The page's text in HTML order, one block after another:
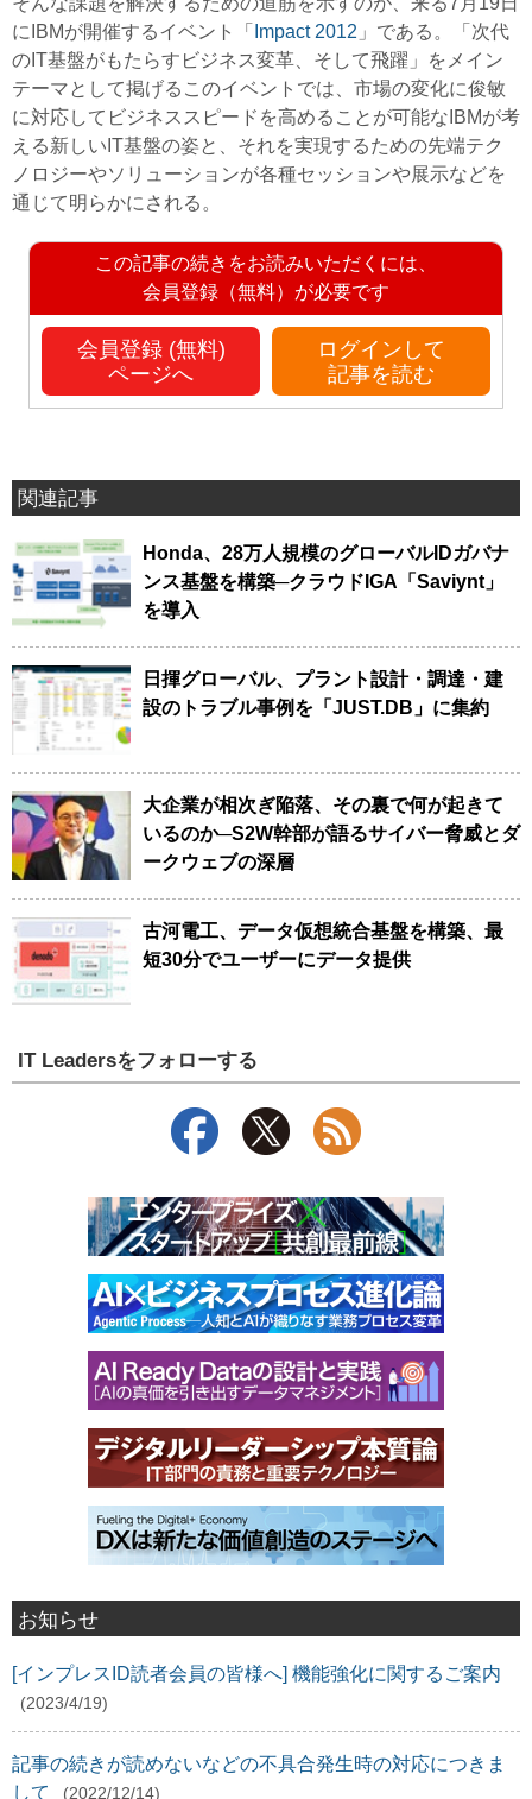
にIBMが開催するイベント「
Impact 2012 」である。「次代
のIT基盤がもたらすビジネス変革、そして飛躍」をメイン
テーマとして掲げるこのイベントでは、市場の変化に俊敏
に対応してビジネススピードを高めることが可能なIBMが考
える新しいIT基盤の姿と、それを実現するための先端テク
ノロジーやソリューションが各種セッションや展示などを
通じて明らかにされる。
この記事の続きをお読みいただくには、
会員登録（無料）が必要です
会員登録 (無料)
ページへ
ログインして
記事を読む
関連記事
Honda、28万人規模のグローバルIDガバナ
ンス基盤を構築─クラウドIGA「Saviynt」
を導入
日揮グローバル、プラント設計・調達・建
設のトラブル事例を「JUST.DB」に集約
大企業が相次ぎ陥落、その裏で何が起きて
いるのか─S2W幹部が語るサイバー脅威とダ
ークウェブの深層
古河電工、データ仮想統合基盤を構築、最
短30分でユーザーにデータ提供
IT Leadersをフォローする
お知らせ
[インプレスID読者会員の皆様へ] 機能強化に関するご案内
(2023/4/19)
記事の続きが読めないなどの不具合発生時の対応につきま
して
(2022/12/14)